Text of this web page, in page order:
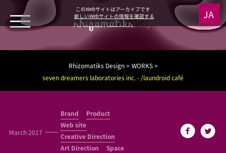
このWebサイトはアーカイブです
新しいWebサイトの情報を確認する
Rhizomatiks Design
WORKS
seven dreamers laboratories inc. - /laundroid café
March 2017
Brand
Product
Web site
Creative Direction
Art Direction
Space
NEWS
MEDIA
ABOUT